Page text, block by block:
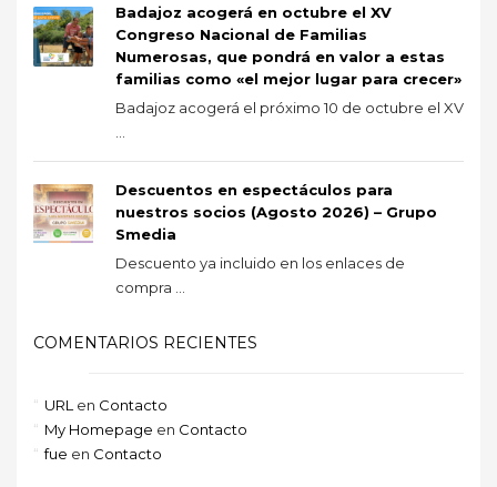
Badajoz acogerá en octubre el XV
Congreso Nacional de Familias
Numerosas, que pondrá en valor a estas
familias como «el mejor lugar para crecer»
Badajoz acogerá el próximo 10 de octubre el XV
Descuentos en espectáculos para
nuestros socios (Agosto 2026) – Grupo
Smedia
Descuento ya incluido en los enlaces de
compra ...
COMENTARIOS RECIENTES
URL en Contacto
My Homepage en Contacto
fue en Contacto